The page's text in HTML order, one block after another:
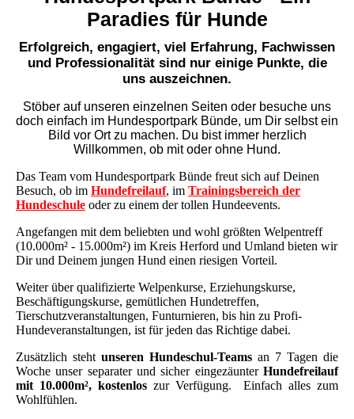
Paradies für Hunde
Erfolgreich, engagiert, viel Erfahrung, Fachwissen
und Professionalität sind nur einige Punkte, die
uns auszeichnen.
Stöber auf unseren einzelnen Seiten oder besuche uns
doch einfach im Hundesportpark Bünde, um Dir selbst ein
Bild vor Ort zu machen. Du bist immer herzlich
Willkommen, ob mit oder ohne Hund.
Das Team vom Hundesportpark Bünde freut sich auf Deinen
Besuch, ob im Hundefreilauf, im Trainingsbereich der
Hundeschule oder zu einem der tollen Hundeevents.
Angefangen mit dem beliebten und wohl größten Welpentreff
(10.000m² - 15.000m²) im Kreis Herford und Umland bieten wir
Dir und Deinem jungen Hund einen riesigen Vorteil.
Weiter über qualifizierte Welpenkurse, Erziehungskurse,
Beschäftigungskurse, gemütlichen Hundetreffen,
Tierschutzveranstaltungen, Funturnieren, bis hin zu Profi-
Hundeveranstaltungen, ist für jeden das Richtige dabei.
Zusätzlich steht unseren Hundeschul-Teams an 7 Tagen die
Woche unser separater und sicher eingezäunter Hundefreilauf
mit 10.000m², kostenloszur Verfügung. Einfach alles zum
Wohlfühlen.